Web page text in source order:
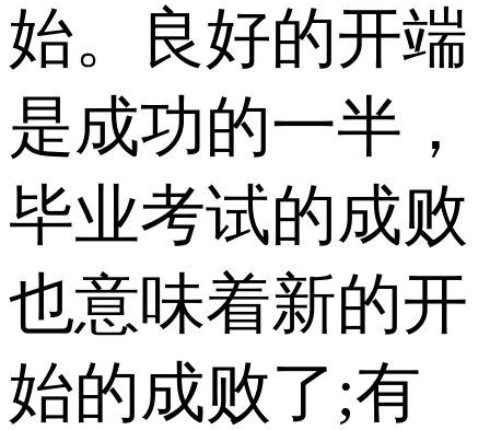
始。良好的开端
是成功的一半，
毕业考试的成败
也意味着新的开
始的成败了;有